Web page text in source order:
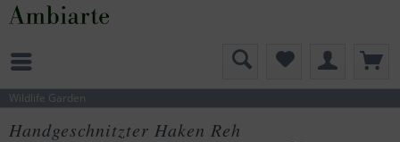
Wildlife Garden
Handgeschnitzter Haken Reh